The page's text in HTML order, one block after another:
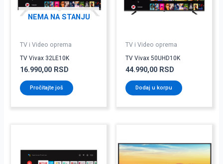
NEMA NA STANJU
TV i Video oprema
TV Vivax 32LE10K
16.990,00 RSD
Pročitajte još
TV i Video oprema
TV Vivax 50UHD10K
44.990,00 RSD
Dodaj u korpu